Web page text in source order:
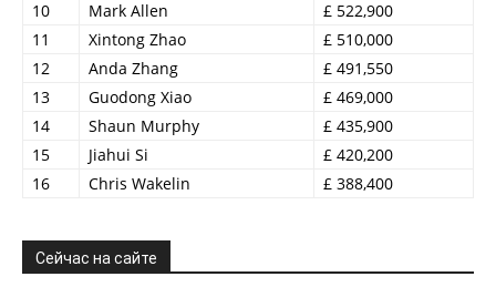
10
Mark Allen
£ 522,900
11
Xintong Zhao
£ 510,000
12
Anda Zhang
£ 491,550
13
Guodong Xiao
£ 469,000
14
Shaun Murphy
£ 435,900
15
Jiahui Si
£ 420,200
16
Chris Wakelin £ 388,400
Сейчас на сайте